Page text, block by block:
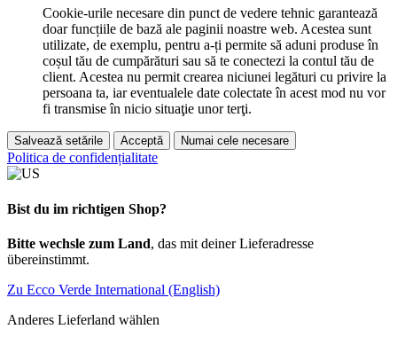
Cookie-urile necesare din punct de vedere tehnic garantează
doar funcțiile de bază ale paginii noastre web. Acestea sunt
utilizate, de exemplu, pentru a-ți permite să aduni produse în
coșul tău de cumpărături sau să te conectezi la contul tău de
client. Acestea nu permit crearea niciunei legături cu privire la
persoana ta, iar eventualele date colectate în acest mod nu vor
fi transmise în nicio situaţie unor terţi.
Salvează setările Acceptă Numai cele necesare
Politica de confidențialitate
Bist du im richtigen Shop?
Bitte wechsle zum Land, das mit deiner Lieferadresse
übereinstimmt.
Zu Ecco Verde International (English)
Anderes Lieferland wählen